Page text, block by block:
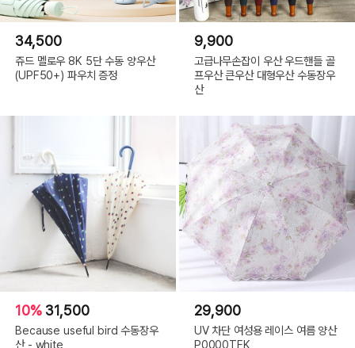
34,500
쥬드 멜로우 8K 5단 수동 양우산
(UPF50+) 파우치 증정
9,900
고급나무손잡이 우산 우드핸들 골
프우산 큰우산 대형우산 수동장우
산
10% 31,500
Because useful bird 수동장우
산 - white
29,900
UV 차단 여성용 레이스 여름 양산
P0000TFK